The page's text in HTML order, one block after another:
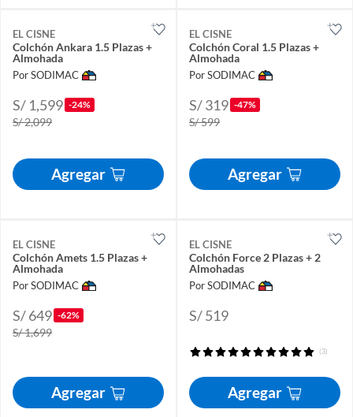
EL CISNE
Colchón Ankara 1.5 Plazas +
Almohada
Por SODIMAC
S/ 1,599 -24%
S/ 2,099
Agregar
EL CISNE
Colchón Coral 1.5 Plazas +
Almohada
Por SODIMAC
S/ 319 -47%
S/ 599
Agregar
EL CISNE
Colchón Amets 1.5 Plazas +
Almohada
Por SODIMAC
S/ 649 -62%
S/ 1,699
Agregar
EL CISNE
Colchón Force 2 Plazas + 2
Almohadas
Por SODIMAC
S/ 519
(3)
Agregar